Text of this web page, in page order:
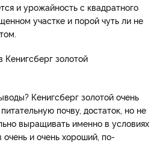
и урожайность с квадратного
участке и порой чуть ли не
Кенигсберг золотой очень
почву, достаток, но не
выращивать именно в условиях
и очень хороший, по-